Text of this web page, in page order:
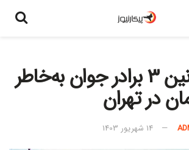
جنایت خونین ۳ برادر جوان به‌خاطر
در تهران
14 شهریور 1403